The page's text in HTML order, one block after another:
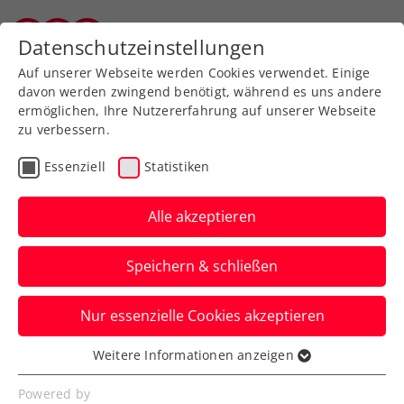
Zurück zur Newsübersicht
ITF Turniere
ITF World Tennis Tour M15
powered by Weissenbach:
Premiere für Sorger
Und mit Gregor Ramskogler schnappt
sich beim ITF-Herrenturnier in Telfs auch
ein ÖTV-Ass die Doppelkrone.
Verfasst von: Manuel Wachta, 15.07.2025
Datenschutzeinstellungen
Auf unserer Webseite werden Cookies verwendet. Einige
davon werden zwingend benötigt, während es uns andere
ermöglichen, Ihre Nutzererfahrung auf unserer Webseite
zu verbessern.
Essenziell Statistiken
Alle akzeptieren
Speichern & schließen
Nur essenzielle Cookies akzeptieren
Essenziell
Essenzielle Cookies werden für grundlegende
Weitere Informationen anzeigen
Powered by